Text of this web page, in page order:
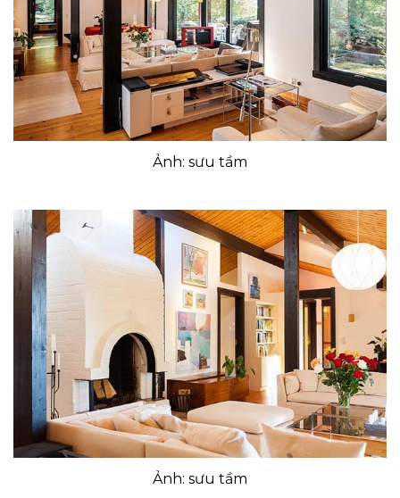
Ảnh: sưu tầm
Ảnh: sưu tầm